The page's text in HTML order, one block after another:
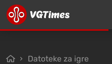
Datoteke za igre